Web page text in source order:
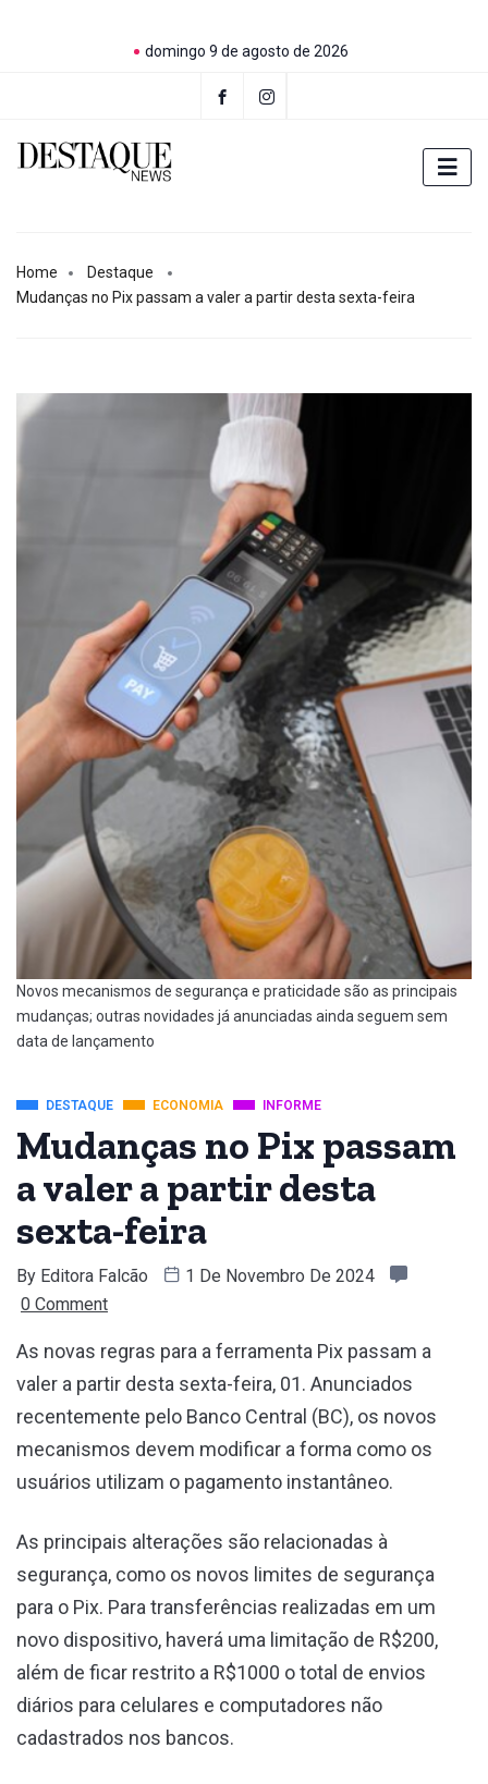
domingo 9 de agosto de 2026
Home
Destaque
Mudanças no Pix passam a valer a partir desta sexta-feira
Novos mecanismos de segurança e praticidade são as principais
mudanças; outras novidades já anunciadas ainda seguem sem
data de lançamento
DESTAQUE ECONOMIA INFORME
Mudanças no Pix passam
a valer a partir desta
sexta-feira
By Editora Falcão
1 De Novembro De 2024
0 Comment
As novas regras para a ferramenta Pix passam a
valer a partir desta sexta-feira, 01. Anunciados
recentemente pelo Banco Central (BC), os novos
mecanismos devem modificar a forma como os
usuários utilizam o pagamento instantâneo.
As principais alterações são relacionadas à
segurança, como os novos limites de segurança
para o Pix. Para transferências realizadas em um
novo dispositivo, haverá uma limitação de R$200,
além de ficar restrito a R$1000 o total de envios
diários para celulares e computadores não
cadastrados nos bancos.